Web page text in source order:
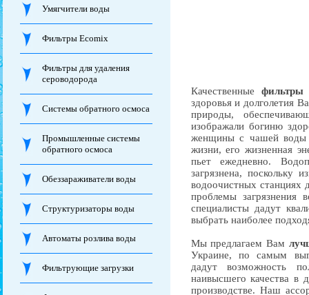
Умягчители воды
Фильтры Ecomix
Фильтры для удаления
сероводорода
Системы обратного осмоса
Промышленные системы
обратного осмоса
Обеззараживатели воды
Структуризаторы воды
Автоматы розлива воды
Фильтрующие загрузки
Качественные
здоровья и долголетия
природы,
изображали богиню
женщины с чашей воды
жизни, его жизненная
пьет ежедневно.
загрязнена, поскольку
водоочистных станциях
проблемы загрязнения
специалисты дадут
выбрать наиболее
Мы предлагаем Вам
Украине, по самым
дадут возможность
наивысшего качества в
производстве. Наш